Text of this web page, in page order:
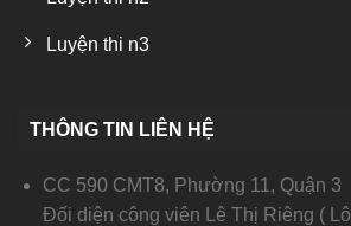
Luyện thi n3
THÔNG TIN LIÊN HỆ
CC 590 CMT8, Phường 11, Quận 3
Đối diện công viên Lê Thị Riêng (